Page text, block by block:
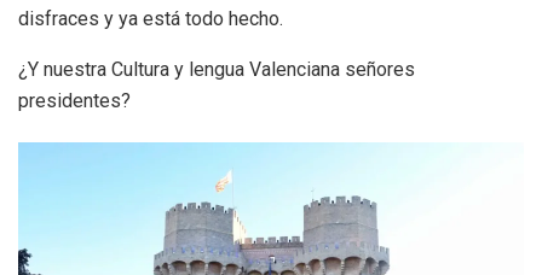
disfraces y ya está todo hecho.
¿Y nuestra Cultura y lengua Valenciana señores
presidentes?